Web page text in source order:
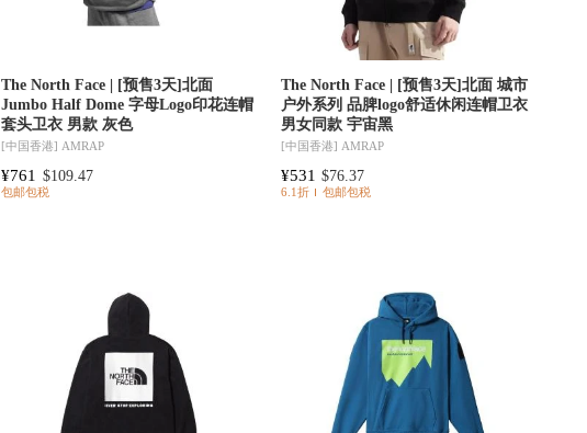
The North Face | [预售3天]北面
Jumbo Half Dome 字母Logo印花连帽
套头卫衣 男款 灰色
[中国香港] AMRAP
¥761 $109.47
包邮包税
The North Face | [预售3天]北面 城市
户外系列 品脾logo舒适休闲连帽卫衣
男女同款 宇宙黑
[中国香港] AMRAP
¥531 $76.37
6.1折 包邮包税